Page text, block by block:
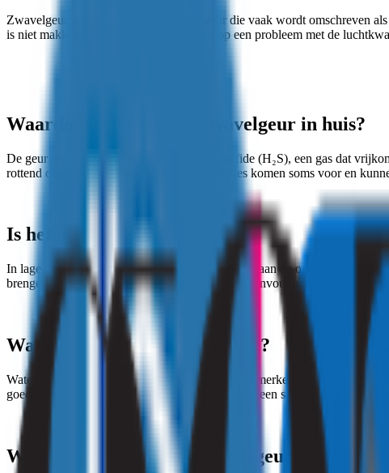
Zwavelgeur is een sterke, indringende geur die vaak wordt omschreven
is niet makkelijk te missen en kan wijzen op een probleem met de
Waardoor ontstaat een zwavelgeur in huis?
De geur wordt veroorzaakt door waterstofsulfide (H₂S), een gas dat
rottend organisch materiaal. Dergelijke situaties komen soms voor en
Is het gevaarlijk?
In lage concentraties kan waterstofsulfide irritatie aan de ogen of
brengen. In de meeste gevallen is het probleem eenvoudig op te lossen,
Wat is waterstofsulfide precies?
Waterstofsulfide is een kleurloos gas met een kenmerkende geur van
goede indicator is, is het verstandig om bij twijfel een specialist in te
Wat kunt u doen tegen zwavelgeur in huis?